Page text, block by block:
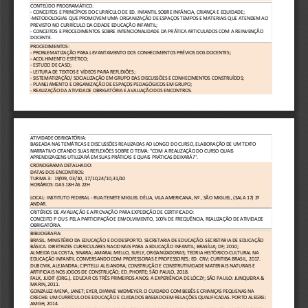
CONTEÚDO PROGRAMÁTICO:
- CONCEITOS E PRINCÍPIOS DO CURRÍCULO DE ED. INFANTIL SOBRE INFÂNCIA, CRIANÇA E EQUIDADE;
-METODOLOGIAS QUE PROMOVEM UMA ORGANIZAÇÃO DE ESPAÇOS TEMPOS E MATERIAIS QUE ATENDEM AO
PREVISTO NO CURRÍCULO DA CIDADE EDUCAÇÃO INFANTIL;
- CONCEITOS E PROCEDIMENTOS SOBRE INTENCIONALIDADE DA PRÁTICA ARTICULADOS COM A REINVENÇÃO
DOCENTE.
PROCEDIMENTOS:
- PROBLEMATIZAÇÃO PARA LEVANTAMENTO DOS CONHECIMENTOS PRÉVIOS DOS DOCENTES;
- ACOLHIMENTO ESTÉTICO;
- ESTUDO DE CASO;
- LEITURA DE TEXTOS E VÍDEOS PARA REFLEXÕES;
- SISTEMATIZAÇÃO/ SOCIALIZAÇÃO EM GRUPO DAS DISCUSSÕES E CONHECIMENTOS CONSTRUÍDOS;
- PLANEJAMENTO E ORGANIZAÇÃO DE ESPAÇOS PEDAGÓGICOS EM GRUPO;
- REALIZAÇÃO DA ATIVIDADE OBRIGATÓRIA E AVALIAÇÃO DOS ENCONTROS.
ATIVIDADE OBRIGATÓRIA:
BASEADA NAS TEMÁTICAS E DISCUSSÕES REALIZADAS AO LONGO DO CURSO, ELABORAÇÃO DE UM TEXTO
NARRATIVO CITANDO SUAS REFLEXÕES SOBRE O TEMA: "COM A REALIZAÇÃO DO CURSO QUAIS
APRENDIZAGENS UTILIZARÁ EM SUAS PRÁTICAS E QUAIS PRÁTICAS DEIXARÁ?".
CRONOGRAMA DETALHADO:
DATAS DOS ENCONTROS:
TURMA 3:  19/09, 03/10, 17/10,24/10,31/10
HORÁRIOS: DAS 18H ÀS 22H
LOCAL: INSTITUTO FEDERAL - RUA:TENETE MIGUEL DÉLIA, VILA AMERICANA, Nº , SÃO MIGUEL, (SALA 17) 2º
ANDAR.
CRITÉRIOS DE AVALIAÇÃO E APROVAÇÃO PARA EXPEDIÇÃO DE CERTIFICADO:
CONCEITO P OU S PELA PARTICIPAÇÃO E ENVOLVIMENTO, 100% DE FREQUÊNCIA, REALIZAÇÃO DE ATIVIDADE
OBRIGATÓRIA.
BIBLIOGRAFIA:
BRASIL. MINISTÉRIO DA EDUCAÇÃO E DO DESPORTO. SECRETARIA DE EDUCAÇÃO. SECRETARIA DE EDUCAÇÃO
BÁSICA. DIRETRIZES CURRICULARES NACIONAIS PARA A EDUCAÇÃO INFANTIL; BRASÍLIA; DF; 2010;
ALMEIDA DA COSTA, SINARA; AMARAL MELLO, SUELY, ORGANIZADORAS; TEORIA HISTÓRICO-CULTURAL NA
EDUCAÇÃO INFANTIL CONVERSANDO COM PROFESSORAS E PROFESSORES; ED. CRV; CURITIBA BRASIL, 2017.
DUBOVIK, ALEJANDRA; CIPITELLI ALEJANDRA; CONSTRUÇÃO E CONSTRUTIVIDADE MATERIAIS NATURAIS E
ARTIFICIAIS NOS JOGOS DE CONSTRUÇÃO; ED. PHORTE; SÃO PAULO, 2018.
FALK, JUDIT (ORG.). EDUCAR OS TRÊS PRIMEIROS ANOS: A EXPERIÊNCIA DE LÓCZY; SÃO PAULO: JUNQUEIRA &
MARIN, 2011.
GONZALEZ-MENA, JANET; EYER, DIANNE WIDMEYER. O CUIDADO COM BEBÊS E CRIANÇAS PEQUENAS NA
CRECHE: UM CURRÍCULO DE EDUCAÇÃO E CUIDADOS BASEADO EM RELAÇÕES QUALIFICADAS. PORTO ALEGRE:
AMGH, 2014.